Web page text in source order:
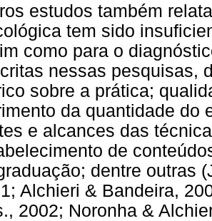
estudos também
tem sido
como para o
nessas pesquisas,
sobre a prática;
da quantidade do
e alcances das
de
dentre outras
Alchieri & Bandeira,
2002; Noronha &